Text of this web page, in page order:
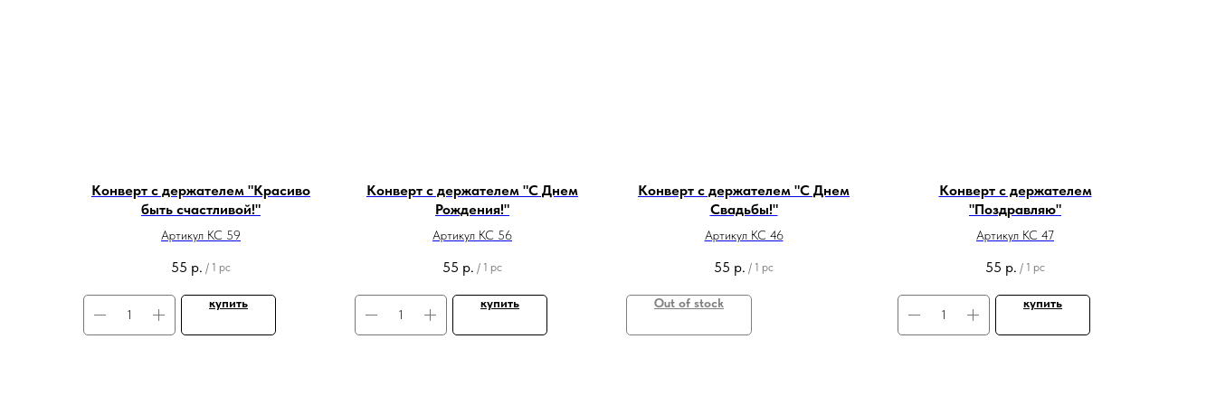
Конверт с держателем "Красиво
быть счастливой!"
Артикул КС 59
55 р. / 1 pc
купить
Конверт с держателем "С Днем
Рождения!"
Артикул КС 56
55 р. / 1 pc
купить
Конверт с держателем "С Днем
Свадьбы!"
Артикул КС 46
55 р. / 1 pc
Out of stock
Конверт с держателем
"Поздравляю"
Артикул КС 47
55 р. / 1 pc
купить